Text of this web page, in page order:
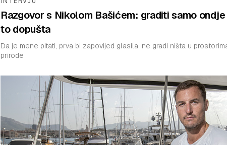
Razgovor s Nikolom Bašićem: graditi samo
to dopušta
Da je mene pitati, prva bi zapovijed glasila: ne gradi ništa u
prirode